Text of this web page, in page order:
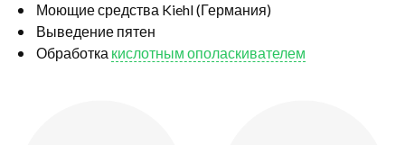
Моющие средства Kiehl (Германия)
Выведение пятен
Обработка кислотным ополаскивателем